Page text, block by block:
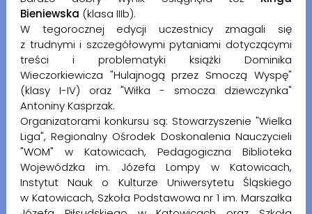
Bieniewska (klasa IIIb).
W tegorocznej edycji uczestnicy zmagali się
z trudnymi i szczegółowymi pytaniami dotyczącymi
treści i problematyki książki Dominika
Wieczorkiewicza "Hulajnogą przez Smoczą Wyspę"
(klasy I-IV) oraz "Wiłka - smocza dziewczynka"
Antoniny Kasprzak.
Organizatorami konkursu są: Stowarzyszenie "Wielka
Liga", Regionalny Ośrodek Doskonalenia Nauczycieli
"WOM" w Katowicach, Pedagogiczna Biblioteka
Wojewódzka im. Józefa Lompy w Katowicach,
Instytut Nauk o Kulturze Uniwersytetu Śląskiego
w Katowicach, Szkoła Podstawowa nr 1 im. Marszałka